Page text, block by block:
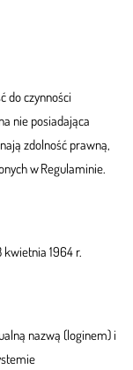
do czynności
nie posiadająca
zdolność prawną,
w Regulaminie.
kwietnia 1964 r.
nazwą (loginem) i